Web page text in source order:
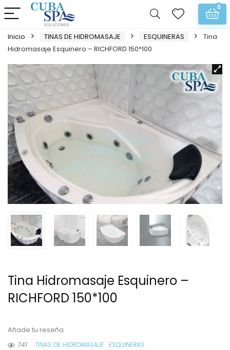
0
Inicio TINAS DE HIDROMASAJE ESQUINERAS
Tina
Hidromasaje Esquinero – RICHFORD 150*100
Tina Hidromasaje Esquinero –
RICHFORD 150*100
Añade tu reseña
741
TINAS DE HIDROMASAJE ESQUINERAS